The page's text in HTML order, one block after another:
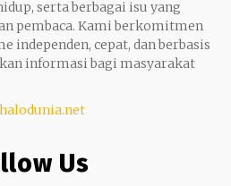
serta berbagai isu yang
pembaca. Kami berkomitmen
independen, cepat, dan berbasis
informasi bagi masyarakat
Us